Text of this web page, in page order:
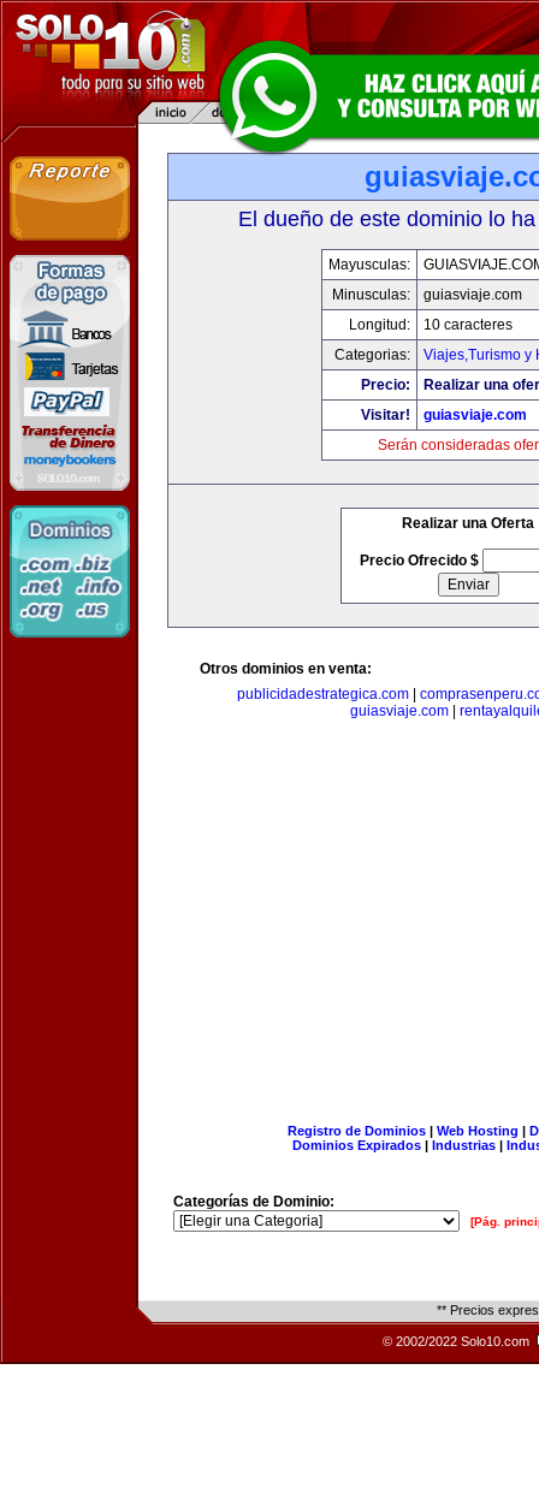
El dueño de este dominio lo
Mayusculas:
Minusculas:
guiasviaje.com
Longitud:
10 caracteres
Categorias:
Viajes,Turismo y
Precio:
Realizar una
Visitar!
guiasviaje.com
Serán consideradas
Realizar una Oferta
Precio Ofrecido $
Otros dominios en venta:
publicidadestrategica.com
guiasviaje.com|
Registro de Dominios| Web Hosting |
Dominios Expirados | Industrias |
Categorías de Dominio:
[Pág.
** Precios
© 2002/2022 Solo10.com